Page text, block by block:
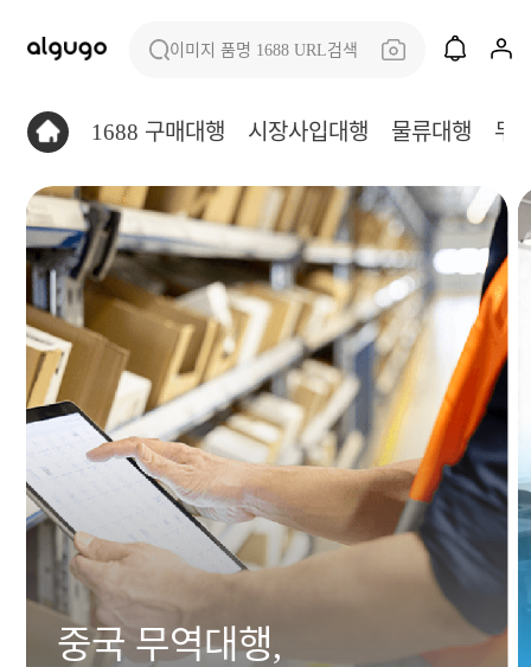
이미지 품명 1688 URL검색
1688 구매대행 시장사입대행 물류대행 무
중국 무역대행,